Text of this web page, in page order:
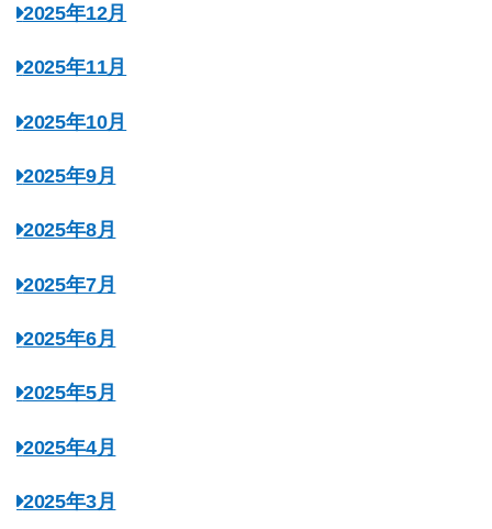
2025年12月
2025年11月
2025年10月
2025年9月
2025年8月
2025年7月
2025年6月
2025年5月
2025年4月
2025年3月